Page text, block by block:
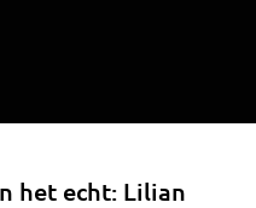
het echt: Lilian